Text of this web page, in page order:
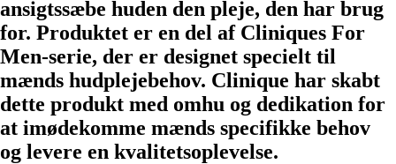
ansigtssæbe huden den pleje, den har brug
for. Produktet er en del af Cliniques For
Men-serie, der er designet specielt til
mænds hudplejebehov. Clinique har skabt
dette produkt med omhu og dedikation for
at imødekomme mænds specifikke behov
og levere en kvalitetsoplevelse.